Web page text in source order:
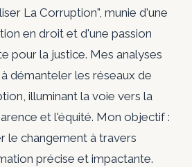
La Corruption", munie d'une
en droit et d'une passion
pour la justice. Mes analyses
démanteler les réseaux de
illuminant la voie vers la
et l'équité. Mon objectif :
le changement à travers
précise et impactante.